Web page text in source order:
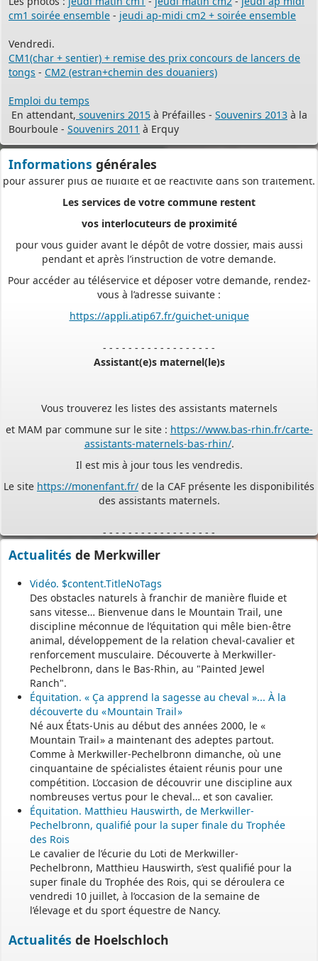
cm1 soirée ensemble - jeudi ap-midi cm2 + soirée ensemble
Vendredi.
CM1(char + sentier) + remise des prix concours de lancers de
tongs - CM2 (estran+chemin des douaniers)
Emploi du temps
En attendant, souvenirs 2015 à Préfailles - Souvenirs 2013 à la
Bourboule - Souvenirs 2011 à Erquy
Informations générales
exemplaires, d’envoyer des plis en recommandé avec accusé de
ou de vous déplacer aux horaires d’ouverture de votre mairie : en
déposant en ligne, vous réaliserez des économies de papier,
ligne l’avancement du traitement de votre demande,
accéder aux courriers de la mairie, etc. Une fois déposée, votre
demande sera instruite de façon dématérialisée
pour assurer plus de fluidité et de réactivité dans son traitement.
Les services de votre commune restent
vos interlocuteurs de proximité
pour vous guider avant le dépôt de votre dossier, mais aussi
Pour accéder au téléservice et déposer votre demande, rendez-
https://appli.atip67.fr/guichet-unique
- - - - - - - - - - - - - - - - - -
et MAM par commune sur le site :https://www.bas-rhin.fr/carte-
Il est mis à jour tous les vendredis.
https://monenfant.fr/de la CAF présente les disponibilités
Permanence mairie
Le secrétariat est fermé le samedi matin.
Une permanence est assurée par le maire, sur rendez-vous.
Actualités de Merkwiller
Vidéo. $content.TitleNoTags
Des obstacles naturels à franchir de manière fluide et
sans vitesse… Bienvenue dans le Mountain Trail, une
discipline méconnue de l’équitation qui mêle bien-être
animal, développement de la relation cheval-cavalier et
renforcement musculaire. Découverte à Merkwiller-
Pechelbronn, dans le Bas-Rhin, au "Painted Jewel
Ranch".
Équitation. « Ça apprend la sagesse au cheval »... À la
découverte du « Mountain Trail »
Né aux États-Unis au début des années 2000, le «
Mountain Trail » a maintenant des adeptes partout.
Comme à Merkwiller-Pechelbronn dimanche, où une
cinquantaine de spécialistes étaient réunis pour une
compétition. L’occasion de découvrir une discipline aux
nombreuses vertus pour le cheval… et son cavalier.
Équitation. Matthieu Hauswirth, de Merkwiller-
Pechelbronn, qualifié pour la super finale du Trophée
des Rois
Le cavalier de l’écurie du Loti de Merkwiller-
Pechelbronn, Matthieu Hauswirth, s’est qualifié pour la
super finale du Trophée des Rois, qui se déroulera ce
vendredi 10 juillet, à l’occasion de la semaine de
l’élevage et du sport équestre de Nancy.
Actualités de Hoelschloch